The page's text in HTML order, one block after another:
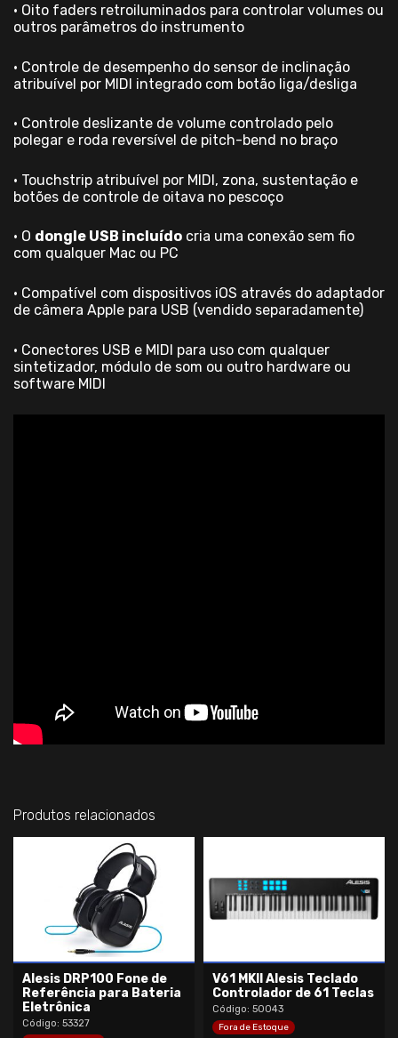
• Oito faders retroiluminados para controlar volumes ou
outros parâmetros do instrumento
• Controle de desempenho do sensor de inclinação
atribuível por MIDI integrado com botão liga/desliga
• Controle deslizante de volume controlado pelo
polegar e roda reversível de pitch-bend no braço
• Touchstrip atribuível por MIDI, zona, sustentação e
botões de controle de oitava no pescoço
• O dongle USB incluído cria uma conexão sem fio
com qualquer Mac ou PC
• Compatível com dispositivos iOS através do adaptador
de câmera Apple para USB (vendido separadamente)
• Conectores USB e MIDI para uso com qualquer
sintetizador, módulo de som ou outro hardware ou
software MIDI
Produtos relacionados
Alesis DRP100 Fone de
Referência para Bateria
Eletrônica
Código: 53327
V61 MKII Alesis Teclado
Controlador de 61 Teclas
Código: 50043
Fora de Estoque